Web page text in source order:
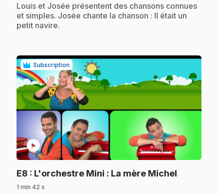
.Louis et Josée présentent des chansons connues
et simples. Josée chante la chanson : Il était un
petit navire.
Subscription
play_circle
E8 : L'orchestre Mini : La mère Michel
1 min 42 s